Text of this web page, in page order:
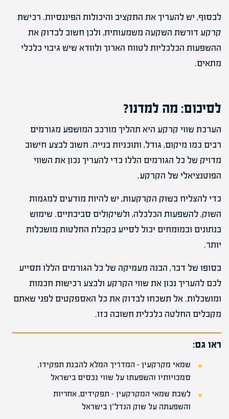
לבסוף, יש להעריך את התקציב והיכולות הפיננסיות. רכישת
קרקע דורשת השקעה משמעותית, ולכן חשוב לבדוק את
ההשפעות הכלכליות לטווח הארוך ולוודא שיש גיבוי כלכלי
מתאים.
לסיכום: מה למדנו?
הערכת שווי קרקע היא תהליך מורכב המושפע מגורמים
רבים כמו מיקום, גודל, ותוכניות בנייה. חשוב לבצע חישוב
מדויק של כל הגורמים הללו כדי להעריך נכון את השווי
הפוטנציאלי של הקרקע.
כדי להצליח בשוק הקרקעות, יש להיות מודעים למגמות
השוק, להשפעות הכלכלה, ולשיקולים סביבתיים. שימוש
בנתונים ובמומחים יכול לסייע בקבלת החלטות מושכלות
יותר.
בסופו של דבר, הבנה מעמיקה של כל הגורמים הללו תסייע
לכם להעריך נכון את שווי הקרקע ולבצע רכישות חכמות
ומושכלות. אל תשכחו לבדוק את כל האספקטים לפני שאתם
מקבלים החלטה כלכלית חשובה כזו.
ראו גם:
שמאי מקרקעין – המדריך המלא להבנת תפקידו,
סמכויותיו והשפעתו על שווי נכסים בישראל
לשכת שמאי המקרקעין – תפקידים, אחריות
והשפעתה על שוק הנדל"ן בישראל